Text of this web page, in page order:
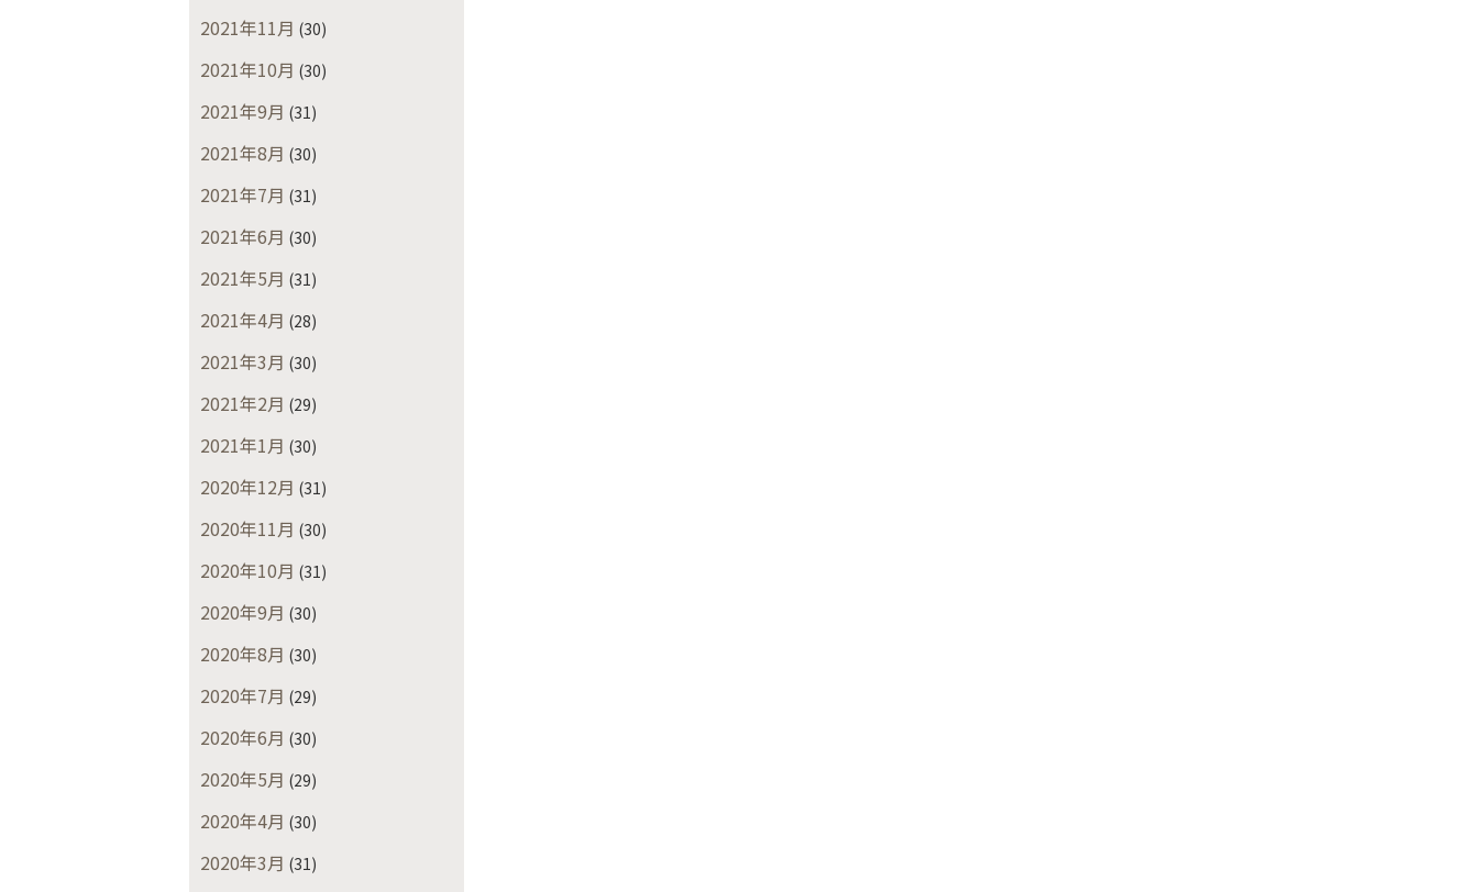
2021年11月 (30)
2021年10月 (30)
2021年9月 (31)
2021年8月 (30)
2021年7月 (31)
2021年6月 (30)
2021年5月 (31)
2021年4月 (28)
2021年3月 (30)
2021年2月 (29)
2021年1月 (30)
2020年12月 (31)
2020年11月 (30)
2020年10月 (31)
2020年9月 (30)
2020年8月 (30)
2020年7月 (29)
2020年6月 (30)
2020年5月 (29)
2020年4月 (30)
2020年3月 (31)